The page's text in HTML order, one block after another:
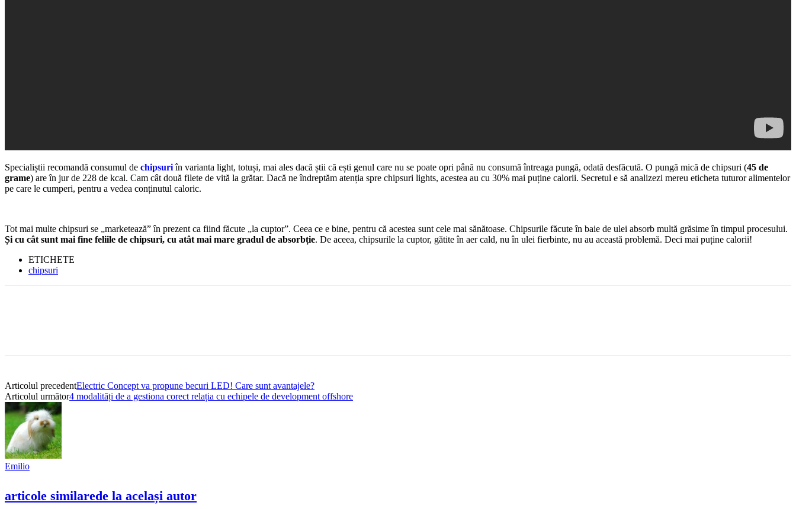
Specialiștii recomandă consumul de chipsuriîn varianta light, totuși, mai ales dacă știi că ești genul care nu se poate opri până nu consumă întreaga pungă, odată desfăcută. O pungă mică de chipsuri (45 de
grame) are în jur de 228 de kcal. Cam cât două filete de vită la grătar. Dacă ne îndreptăm atenția spre chipsuri lights, acestea au cu 30% mai puține calorii. Secretul e să analizezi mereu eticheta tuturor alimentelor
pe care le cumperi, pentru a vedea conținutul caloric.
Tot mai multe chipsuri se „marketează” în prezent ca fiind făcute „la cuptor”. Ceea ce e bine, pentru că acestea sunt cele mai sănătoase. Chipsurile făcute în baie de ulei absorb multă grăsime în timpul procesului.
Și cu cât sunt mai fine feliile de chipsuri, cu atât mai mare gradul de absorbție. De aceea, chipsurile la cuptor, gătite în aer cald, nu în ulei fierbinte, nu au această problemă. Deci mai puține calorii!
ETICHETE
chipsuri
Articolul precedentElectric Concept va propune becuri LED! Care sunt avantajele?
Articolul următor4 modalități de a gestiona corect relația cu echipele de development offshore
Emilio
articole similarede la același autor